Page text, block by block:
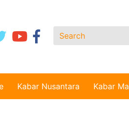
Kabar Nusantara Kabar